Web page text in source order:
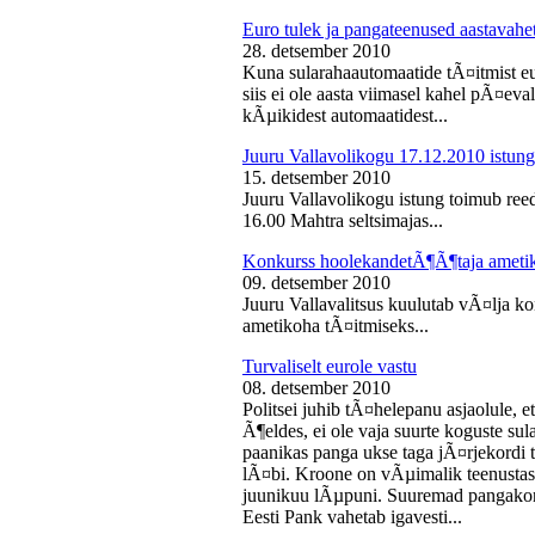
Euro tulek ja pangateenused
28. detsember 2010
Kuna sularahaautomaatide tÃ¤itmist
siis ei ole aasta viimasel kahel
kÃµikidest automaatidest...
Juuru Vallavolikogu 17.12.2010 istung
15. detsember 2010
Juuru Vallavolikogu istung toimub
16.00 Mahtra seltsimajas...
Konkurss hoolekandetÃ¶Ã¶taja
09. detsember 2010
Juuru Vallavalitsus kuulutab vÃ¤lja
ametikoha tÃ¤itmiseks...
Turvaliselt eurole vastu
08. detsember 2010
Politsei juhib tÃ¤helepanu asjaolule,
Ã¶eldes, ei ole vaja suurte koguste
paanikas panga ukse taga
lÃ¤bi. Kroone on vÃµimalik
juunikuu lÃµpuni. Suuremad
Eesti Pank vahetab igavesti...